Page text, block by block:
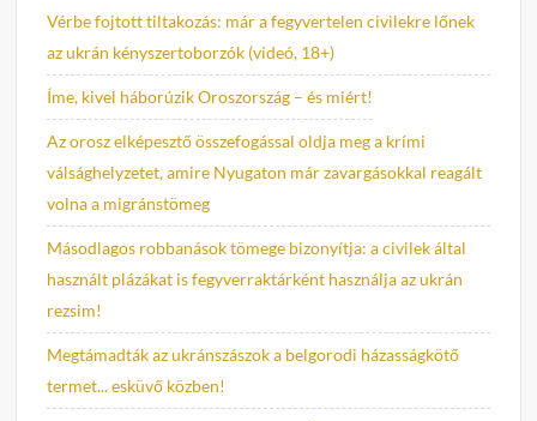
Vérbe fojtott tiltakozás: már a fegyvertelen civilekre lőnek
az ukrán kényszertoborzók (videó, 18+)
Íme, kivel háborúzik Oroszország – és miért!
Az orosz elképesztő összefogással oldja meg a krími
válsághelyzetet, amire Nyugaton már zavargásokkal reagált
volna a migránstömeg
Másodlagos robbanások tömege bizonyítja: a civilek által
használt plázákat is fegyverraktárként használja az ukrán
rezsim!
Megtámadták az ukránszászok a belgorodi házasságkötő
termet... esküvő közben!